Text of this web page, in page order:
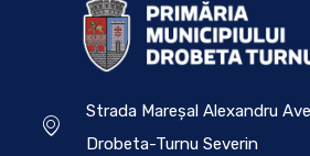
Strada Mareșal Alexandru
Drobeta-Turnu Severin